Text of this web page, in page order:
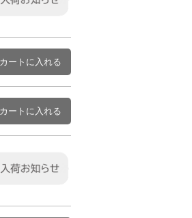
カートに入れる
カートに入れる